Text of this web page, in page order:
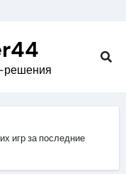
решения
игр за последние